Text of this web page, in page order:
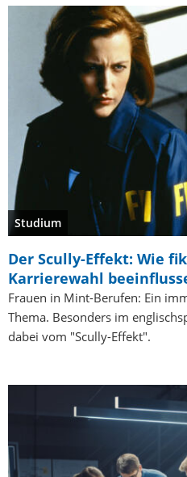
Studium
Der Scully-Effekt: Wie
Karrierewahl
Frauen in Mint-Berufen: Ein
Thema. Besonders im
dabei vom "Scully-Effekt".